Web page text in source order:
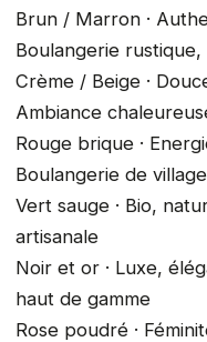
Brun / Marron ·
Boulangerie
Crème / Beige ·
Ambiance
Rouge brique ·
Boulangerie de
Vert sauge · Bio,
artisanale
Noir et or · Luxe,
haut de gamme
Rose poudré ·